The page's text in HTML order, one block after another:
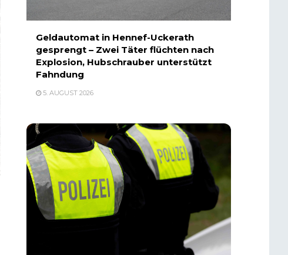
Geldautomat in Hennef-Uckerath
gesprengt – Zwei Täter flüchten nach
Explosion, Hubschrauber unterstützt
Fahndung
5. AUGUST 2026